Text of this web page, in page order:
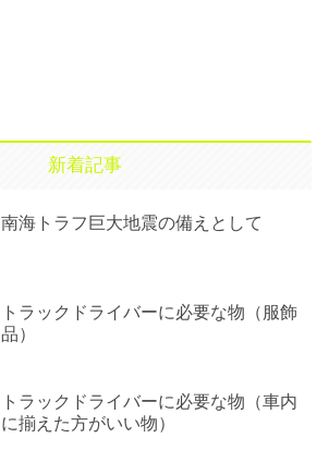
新着記事
南海トラフ巨大地震の備えとして
トラックドライバーに必要な物（服飾
品）
トラックドライバーに必要な物（車内
に揃えた方がいい物）